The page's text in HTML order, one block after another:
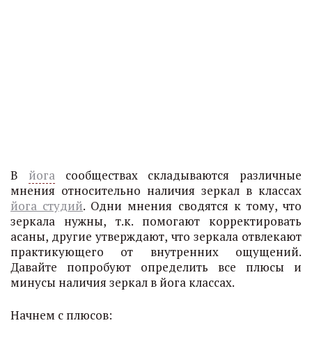
В йогасообществах складываются различные
мнения относительно наличия зеркал в классах
йога студий. Одни мнения сводятся к тому, что
зеркала нужны, т.к. помогают корректировать
асаны, другие утверждают, что зеркала отвлекают
практикующего от внутренних ощущений.
Давайте попробуют определить все плюсы и
минусы наличия зеркал в йога классах.
Начнем с плюсов: